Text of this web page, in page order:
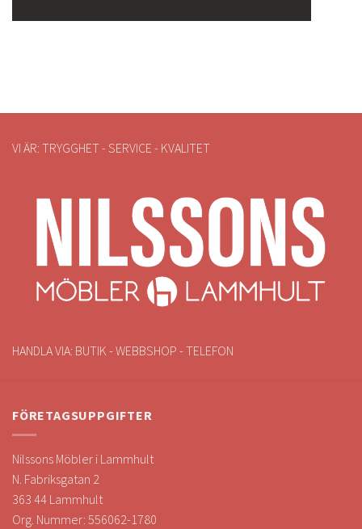
VI ÄR: TRYGGHET - SERVICE - KVALITET
HANDLA VIA: BUTIK - WEBBSHOP - TELEFON
FÖRETAGSUPPGIFTER
Nilssons Möbler i Lammhult
N. Fabriksgatan 2
363 44 Lammhult
Org. Nummer: 556062-1780